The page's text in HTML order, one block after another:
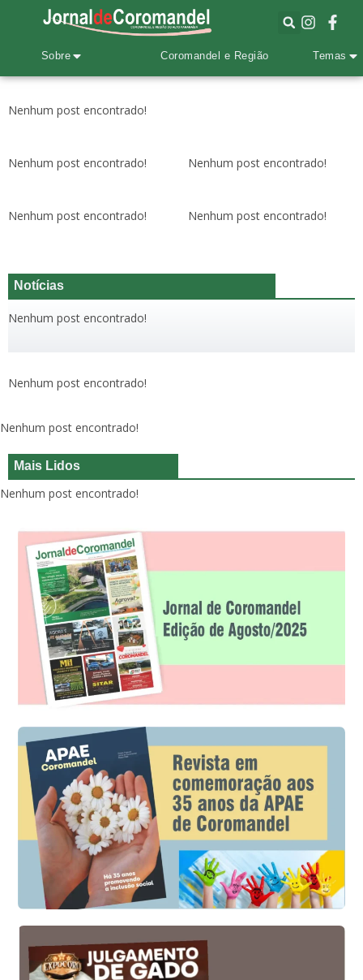
Sobre Coromandel e Região Temas
Nenhum post encontrado!
Nenhum post encontrado!
Nenhum post encontrado!
Nenhum post encontrado!
Nenhum post encontrado!
Notícias
Nenhum post encontrado!
Nenhum post encontrado!
Nenhum post encontrado!
Mais Lidos
Nenhum post encontrado!